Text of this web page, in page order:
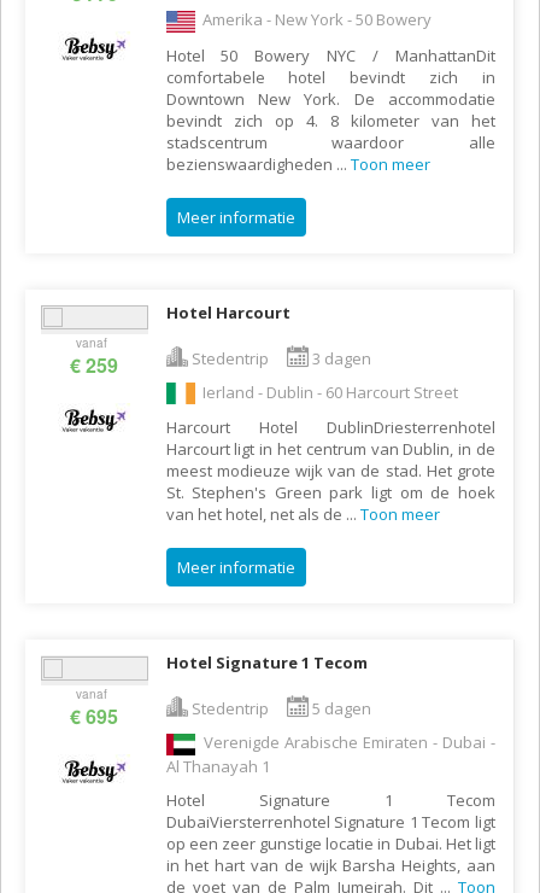
Amerika - New York - 50 Bowery
Hotel 50 Bowery NYC / ManhattanDit
comfortabele hotel bevindt zich in
Downtown New York. De accommodatie
bevindt zich op 4. 8 kilometer van het
stadscentrum waardoor alle
bezienswaardigheden ... Toon meer
Meer informatie
vanaf
€ 259
Hotel Harcourt
Stedentrip
3 dagen
Ierland - Dublin - 60 Harcourt Street
Harcourt Hotel DublinDriesterrenhotel
Harcourt ligt in het centrum van Dublin, in de
meest modieuze wijk van de stad. Het grote
St. Stephen's Green park ligt om de hoek
van het hotel, net als de ... Toon meer
Meer informatie
vanaf
€ 695
Hotel Signature 1 Tecom
Stedentrip
5 dagen
Verenigde Arabische Emiraten - Dubai -
Al Thanayah 1
Hotel Signature 1 Tecom
DubaiViersterrenhotel Signature 1 Tecom ligt
op een zeer gunstige locatie in Dubai. Het ligt
in het hart van de wijk Barsha Heights, aan
de voet van de Palm Jumeirah. Dit ... Toon